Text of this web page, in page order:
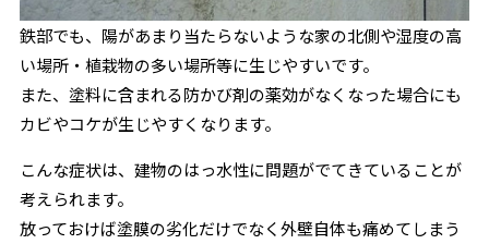
鉄部でも、陽があまり当たらないような家の北側や湿度の高
い場所・植栽物の多い場所等に生じやすいです。
また、塗料に含まれる防かび剤の薬効がなくなった場合にも
カビやコケが生じやすくなります。
こんな症状は、建物のはっ水性に問題がでてきていることが
考えられます。
放っておけば塗膜の劣化だけでなく外壁自体も痛めてしまう